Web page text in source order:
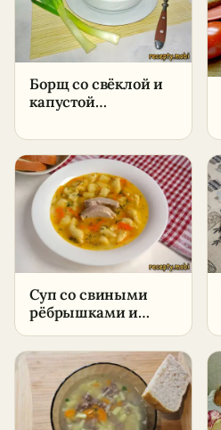
Борщ со свёклой и
капустой
пошаговый рецепт
в домашних
условиях
Суп со свиными
рёбрышками и
пошаговый рецепт
в домашних
условиях